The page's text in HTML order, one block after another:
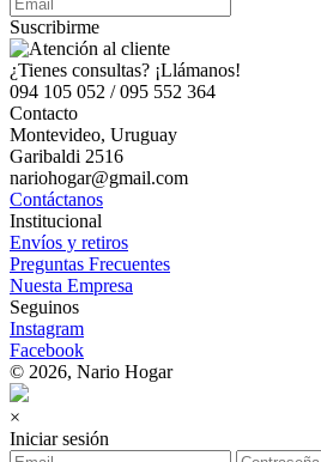
Suscribirme
¿Tienes consultas? ¡Llámanos!
094 105 052 / 095 552 364
Contacto
Montevideo, Uruguay
Garibaldi 2516
nariohogar@gmail.com
Contáctanos
Institucional
Envíos y retiros
Preguntas Frecuentes
Nuesta Empresa
Seguinos
Instagram
Facebook
© 2026, Nario Hogar
×
Iniciar sesión